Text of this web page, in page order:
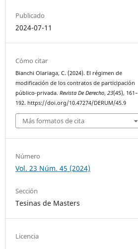
Publicado
2024-07-11
Cómo citar
Bianchi Olariaga, C. (2024). El régimen de
modificación de los contratos de participación
público-privada.Revista De Derecho,23(45), 161–
192. https://doi.org/10.47274/DERUM/45.9
Más formatos de cita
Número
Vol. 23 Núm. 45 (2024)
Sección
Tesinas de Masters
Licencia